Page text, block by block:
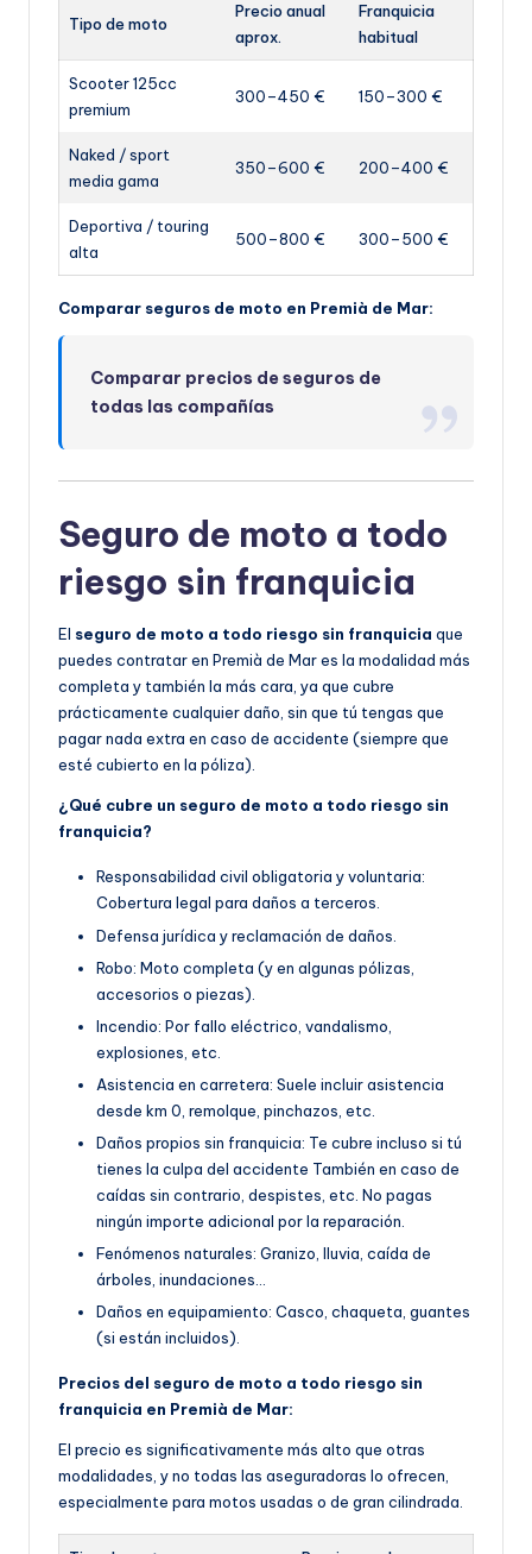
Tipo de moto
Precio anual
aprox.
Franquicia
habitual
Scooter 125cc
premium
300–450 € 150–300 €
Naked / sport
media gama
350–600 € 200–400 €
Deportiva / touring
alta
500–800 € 300–500 €
Comparar seguros de moto en Premià de Mar:
Comparar precios de seguros de
todas las compañías
Seguro de moto a todo
riesgo sin franquicia
El seguro de moto a todo riesgo sin franquicia que
puedes contratar en Premià de Mar es la modalidad más
completa y también la más cara, ya que cubre
prácticamente cualquier daño, sin que tú tengas que
pagar nada extra en caso de accidente (siempre que
esté cubierto en la póliza).
¿Qué cubre un seguro de moto a todo riesgo sin
franquicia?
Responsabilidad civil obligatoria y voluntaria:
Cobertura legal para daños a terceros.
Defensa jurídica y reclamación de daños.
Robo: Moto completa (y en algunas pólizas,
accesorios o piezas).
Incendio: Por fallo eléctrico, vandalismo,
explosiones, etc.
Asistencia en carretera: Suele incluir asistencia
desde km 0, remolque, pinchazos, etc.
Daños propios sin franquicia: Te cubre incluso si tú
tienes la culpa del accidente También en caso de
caídas sin contrario, despistes, etc. No pagas
ningún importe adicional por la reparación.
Fenómenos naturales: Granizo, lluvia, caída de
árboles, inundaciones…
Daños en equipamiento: Casco, chaqueta, guantes
(si están incluidos).
Precios del seguro de moto a todo riesgo sin
franquicia en Premià de Mar:
El precio es significativamente más alto que otras
modalidades, y no todas las aseguradoras lo ofrecen,
especialmente para motos usadas o de gran cilindrada.